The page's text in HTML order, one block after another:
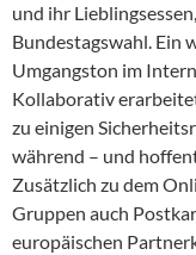
und ihr
Bundestagswahl. Ein
Umgangston im
Kollaborativ
zu einigen
während – und
Zusätzlich zu dem
Gruppen auch
europäischen